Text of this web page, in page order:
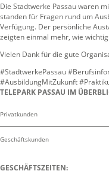
Die Stadtwerke Passau waren
standen für Fragen rund um
Verfügung. Der persönliche
zeigten einmal mehr, wie
Vielen Dank für die gute
#StadtwerkePassau
#AusbildungMitZukunft
TELEPARK PASSAU IM
Privatkunden
Geschäftskunden
GESCHÄFTSZEITEN: